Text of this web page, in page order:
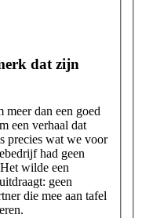
dat zijn
meer dan een goed
een verhaal dat
precies wat we voor
had geen
wilde een
geen
die mee aan tafel